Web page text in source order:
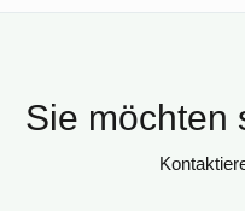
Sie möchten